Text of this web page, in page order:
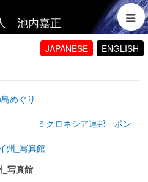
池内嘉正
JAPANESE ENGLISH
めぐり
シア連邦 ポン
州_写真館
写真館